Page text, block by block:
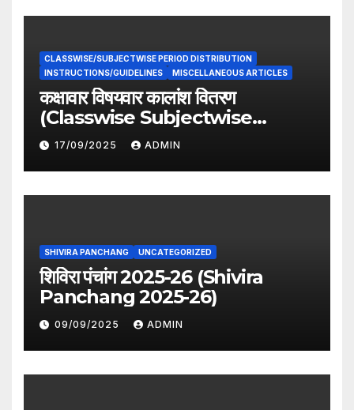
CLASSWISE/SUBJECTWISE PERIOD DISTRIBUTION
INSTRUCTIONS/GUIDELINES
MISCELLANEOUS ARTICLES
कक्षावार विषयवार कालांश वितरण
(Classwise Subjectwise
period distribution)
17/09/2025 ADMIN
SHIVIRA PANCHANG UNCATEGORIZED
शिविरा पंचांग 2025-26 (Shivira
Panchang 2025-26)
09/09/2025 ADMIN